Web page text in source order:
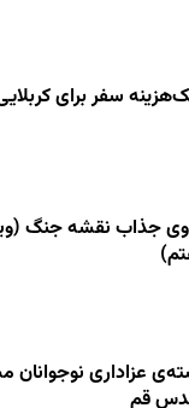
سفر برای
جذاب نقشه جنگ
عزاداری نوجوانان
قم